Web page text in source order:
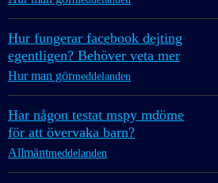
Hur fungerar facebook dejting
egentligen? Behöver veta mer
Hur man görmeddelanden
Har någon testat mspy mdöme
för att övervaka barn?
Allmäntmeddelanden